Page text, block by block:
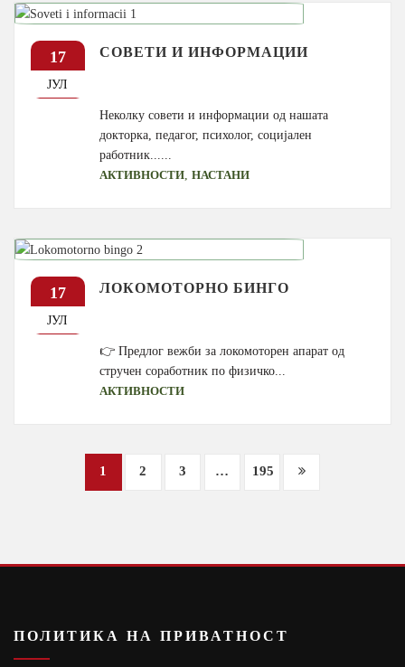
17
ЈУЛ
СОВЕТИ И ИНФОРМАЦИИ
Неколку совети и информации од нашата
докторка, педагог, психолог, социјален
работник......
АКТИВНОСТИ ,НАСТАНИ
17
ЈУЛ
ЛОКОМОТОРНО БИНГО
👉 Предлог вежби за локомоторен апарат од
стручен соработник по физичко...
АКТИВНОСТИ
navigation
1 2 3 … 195
ПОЛИТИКА НА ПРИВАТНОСТ